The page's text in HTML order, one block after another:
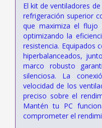
El kit de ventiladores
refrigeración superior
que maximiza el flujo
optimizando la
resistencia. Equipados
hiperbalanceados,
marco robusto
silenciosa. La
velocidad de los
preciso sobre el
Mantén tu PC
comprometer el